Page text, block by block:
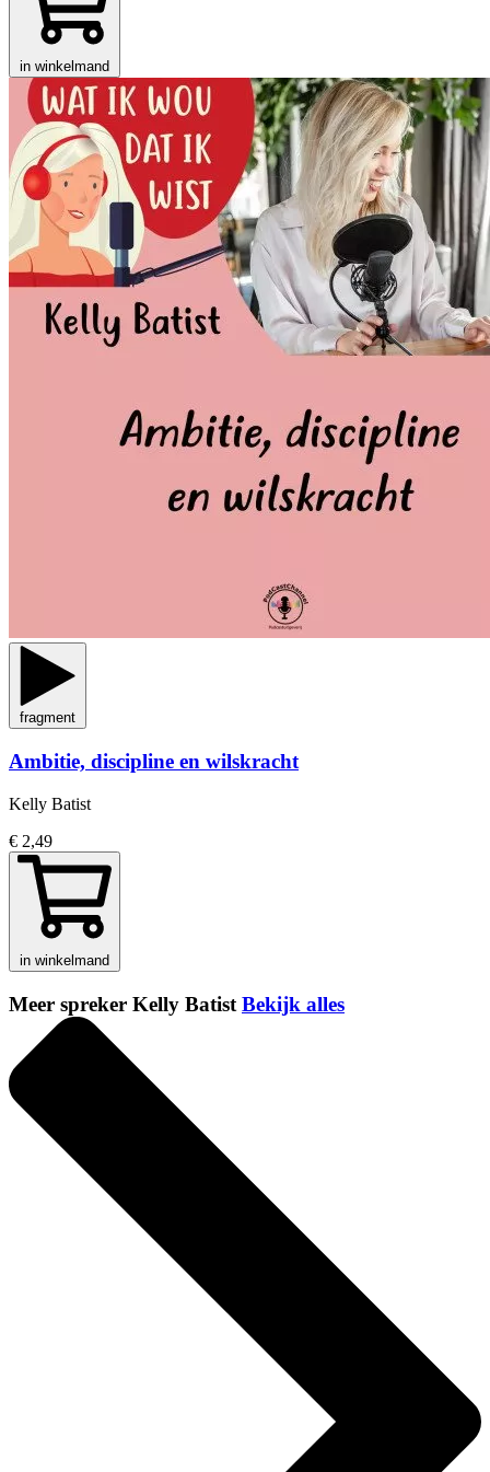
in winkelmand
fragment
Ambitie, discipline en wilskracht
Kelly Batist
€ 2,49
in winkelmand
Meer spreker Kelly Batist Bekijk alles